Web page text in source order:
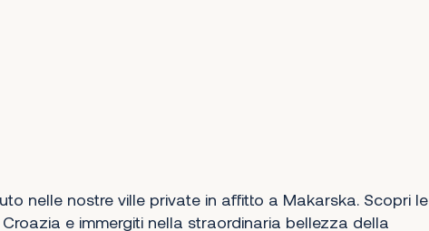
nelle nostre ville private in affitto a Makarska. Scopri le
e immergiti nella straordinaria bellezza della